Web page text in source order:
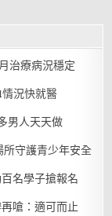
治療病況穩定
況快就醫
男人天天做
守護青少年安全
名學子搶報名
嗆：適可而止